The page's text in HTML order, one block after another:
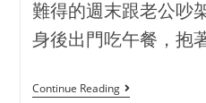
難得的週末跟老公吵
身後出門吃午餐，抱
Continue Reading